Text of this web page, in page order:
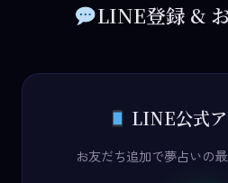
LINE登録 &
LINE公式
お友だち追加で夢占いの